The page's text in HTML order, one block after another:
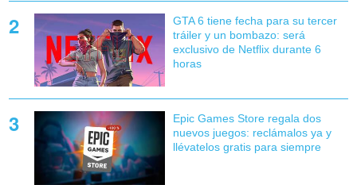
GTA 6 tiene fecha para su tercer
tráiler y un bombazo: será
exclusivo de Netflix durante 6
horas
Epic Games Store regala dos
nuevos juegos: reclámalos ya y
llévatelos gratis para siempre